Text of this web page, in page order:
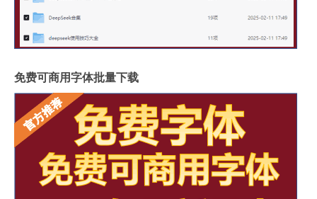
免费可商用字体批量下载